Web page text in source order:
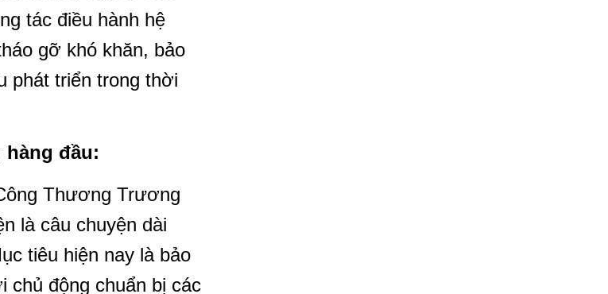
tác điều hành hệ
gỡ khó khăn, bảo
phát triển trong thời
hàng đầu:
Thương Trương
là câu chuyện dài
tiêu hiện nay là bảo
chủ động chuẩn bị các